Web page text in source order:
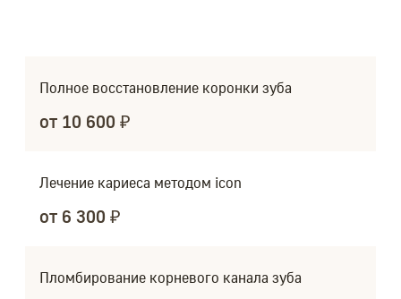
Полное восстановление коронки зуба
от 10 600 ₽
Лечение кариеса методом icon
от 6 300 ₽
Пломбирование корневого канала зуба